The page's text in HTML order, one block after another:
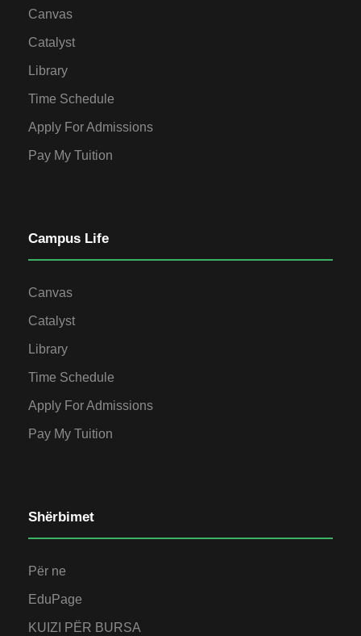
Canvas
Catalyst
Library
Time Schedule
Apply For Admissions
Pay My Tuition
Campus Life
Canvas
Catalyst
Library
Time Schedule
Apply For Admissions
Pay My Tuition
Shërbimet
Për ne
EduPage
KUIZI PËR BURSA